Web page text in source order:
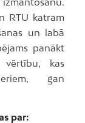
RTU katram
un labā
panākt
kas
gan
par: